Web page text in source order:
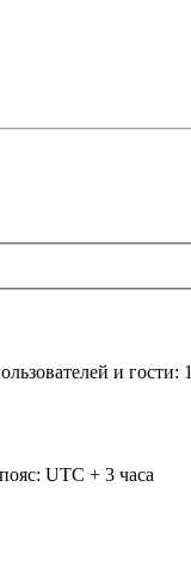
и гости: 1
UTC + 3 часа